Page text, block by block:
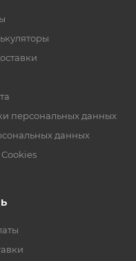
персональных данных
данных